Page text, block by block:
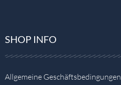
SHOP INFO
Allgemeine Geschäftsbedingungen